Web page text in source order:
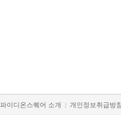
파이디온스퀘어 소개 | 개인정보취급방